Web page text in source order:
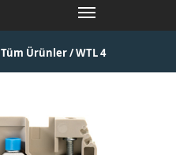
Tüm Ürünler/ WTL 4